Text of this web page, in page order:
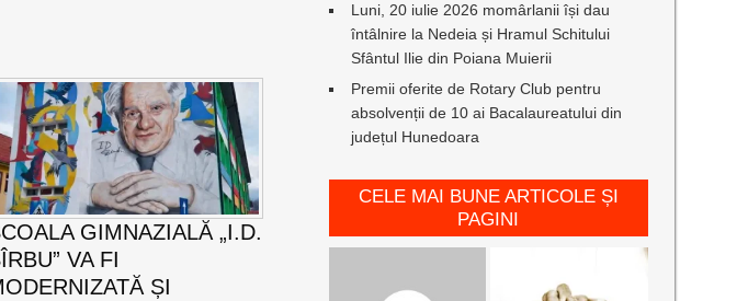
GIMNAZIALĂ „I.D.
VA FI
ȘI
Luni, 20 iulie 2026 momârlanii își dau
întâlnire la Nedeia și Hramul Schitului
Sfântul Ilie din Poiana Muierii
Premii oferite de Rotary Club pentru
absolvenții de 10 ai Bacalaureatului din
județul Hunedoara
CELE MAI BUNE ARTICOLE ȘI
PAGINI